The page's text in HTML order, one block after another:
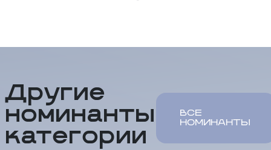
Другие
номинанты
категории
ВСЕ
НОМИНАНТЫ